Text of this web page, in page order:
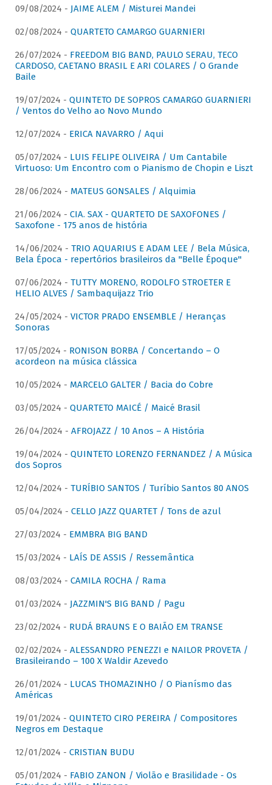
09/08/2024 - JAIME ALEM / Misturei Mandei
02/08/2024 - QUARTETO CAMARGO GUARNIERI
26/07/2024 - FREEDOM BIG BAND, PAULO SERAU, TECO
CARDOSO, CAETANO BRASIL E ARI COLARES / O Grande
Baile
19/07/2024 - QUINTETO DE SOPROS CAMARGO GUARNIERI
/ Ventos do Velho ao Novo Mundo
12/07/2024 - ERICA NAVARRO / Aqui
05/07/2024 - LUIS FELIPE OLIVEIRA / Um Cantabile
Virtuoso: Um Encontro com o Pianismo de Chopin e Liszt
28/06/2024 - MATEUS GONSALES / Alquimia
21/06/2024 - CIA. SAX - QUARTETO DE SAXOFONES /
Saxofone - 175 anos de história
14/06/2024 - TRIO AQUARIUS E ADAM LEE / Bela Música,
Bela Época - repertórios brasileiros da "Belle Époque"
07/06/2024 - TUTTY MORENO, RODOLFO STROETER E
HELIO ALVES / Sambaquijazz Trio
24/05/2024 - VICTOR PRADO ENSEMBLE / Heranças
Sonoras
17/05/2024 - RONISON BORBA / Concertando – O
acordeon na música clássica
10/05/2024 - MARCELO GALTER / Bacia do Cobre
03/05/2024 - QUARTETO MAICÉ / Maicé Brasil
26/04/2024 - AFROJAZZ / 10 Anos – A História
19/04/2024 - QUINTETO LORENZO FERNANDEZ / A Música
dos Sopros
12/04/2024 - TURÍBIO SANTOS / Turíbio Santos 80 ANOS
05/04/2024 - CELLO JAZZ QUARTET / Tons de azul
27/03/2024 - EMMBRA BIG BAND
15/03/2024 - LAÍS DE ASSIS / Ressemântica
08/03/2024 - CAMILA ROCHA / Rama
01/03/2024 - JAZZMIN'S BIG BAND / Pagu
23/02/2024 - RUDÁ BRAUNS E O BAIÃO EM TRANSE
02/02/2024 - ALESSANDRO PENEZZI e NAILOR PROVETA /
Brasileirando – 100 X Waldir Azevedo
26/01/2024 - LUCAS THOMAZINHO / O Pianísmo das
Américas
19/01/2024 - QUINTETO CIRO PEREIRA / Compositores
Negros em Destaque
12/01/2024 - CRISTIAN BUDU
05/01/2024 - FABIO ZANON / Violão e Brasilidade - Os